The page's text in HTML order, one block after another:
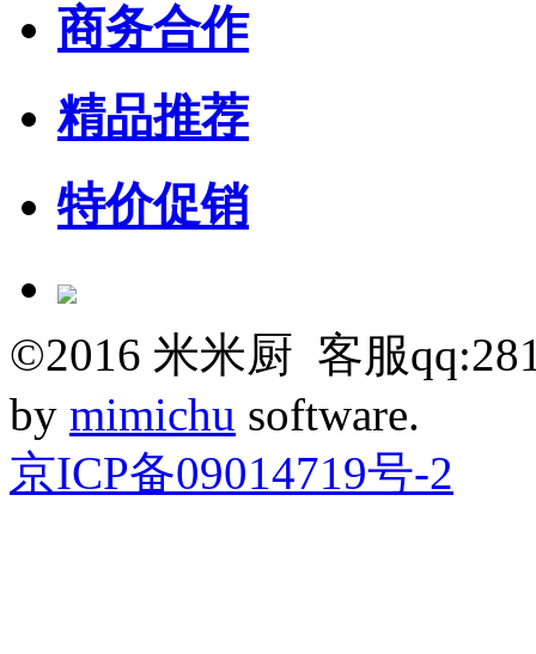
商务合作
精品推荐
特价促销
©2016 米米厨 客服
by mimichu software.
京ICP备09014719号-2